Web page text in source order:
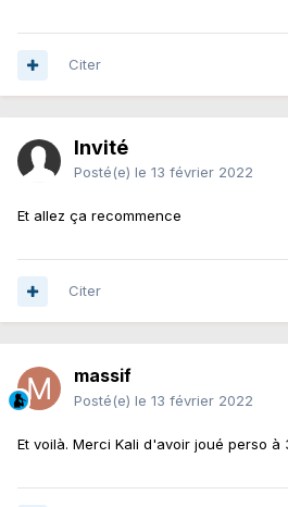
Citer
Invité
Posté(e) le 13 février 2022
Et allez ça recommence
Citer
massif
Posté(e) le 13 février 2022
Et voilà. Merci Kali d'avoir joué perso à